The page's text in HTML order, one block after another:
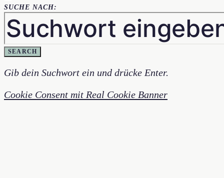
SUCHE NACH:
SEARCH
Gib dein Suchwort ein und drücke Enter.
Cookie Consent mit Real Cookie Banner